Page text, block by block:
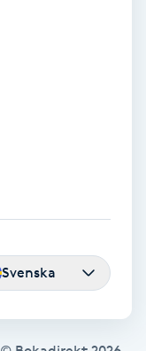
Svenska